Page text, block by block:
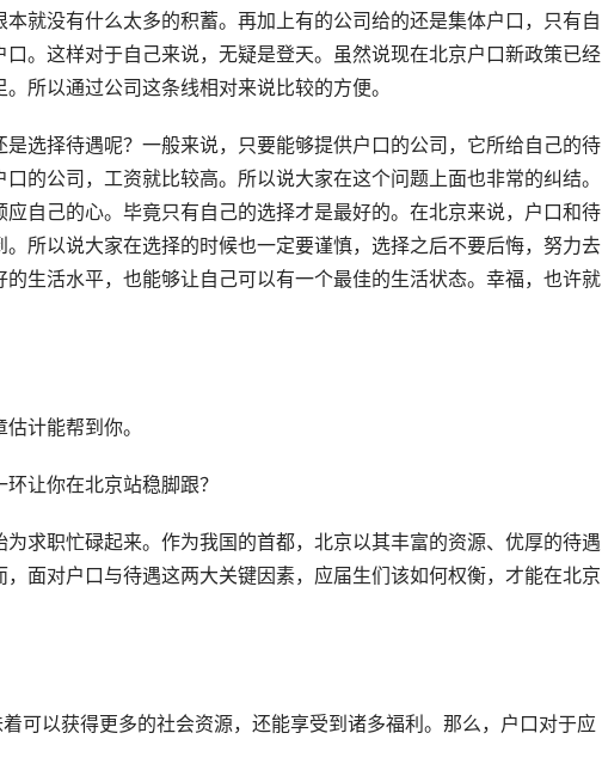
就没有什么太多的积蓄。再加上有的公司给的还是集体户口，只有自
。这样对于自己来说，无疑是登天。虽然说现在北京户口新政策已经
所以通过公司这条线相对来说比较的方便。
选择待遇呢？一般来说，只要能够提供户口的公司，它所给自己的待
的公司，工资就比较高。所以说大家在这个问题上面也非常的纠结。
自己的心。毕竟只有自己的选择才是最好的。在北京来说，户口和待
所以说大家在选择的时候也一定要谨慎，选择之后不要后悔，努力去
生活水平，也能够让自己可以有一个最佳的生活状态。幸福，也许就
计能帮到你。
让你在北京站稳脚跟？
求职忙碌起来。作为我国的首都，北京以其丰富的资源、优厚的待遇
面对户口与待遇这两大关键因素，应届生们该如何权衡，才能在北京
可以获得更多的社会资源，还能享受到诸多福利。那么，户口对于应